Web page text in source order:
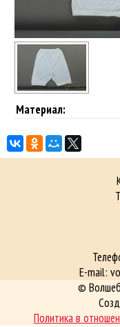
Материал:
E-mail:
©
Политика в